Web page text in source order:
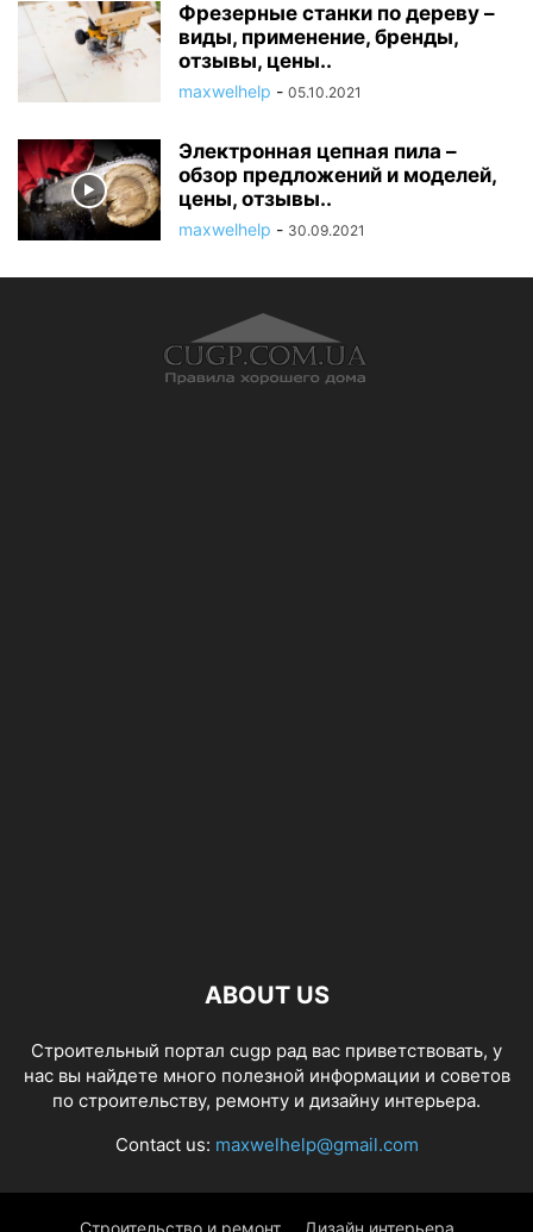
Фрезерные станки по дереву –
виды, применение, бренды,
отзывы, цены..
maxwelhelp - 05.10.2021
Электронная цепная пила –
обзор предложений и моделей,
цены, отзывы..
maxwelhelp - 30.09.2021
ABOUT US
Строительный портал cugp рад вас приветствовать, у
нас вы найдете много полезной информации и советов
по строительству, ремонту и дизайну интерьера.
Contact us: maxwelhelp@gmail.com
Строительство и ремонт Дизайн интерьера